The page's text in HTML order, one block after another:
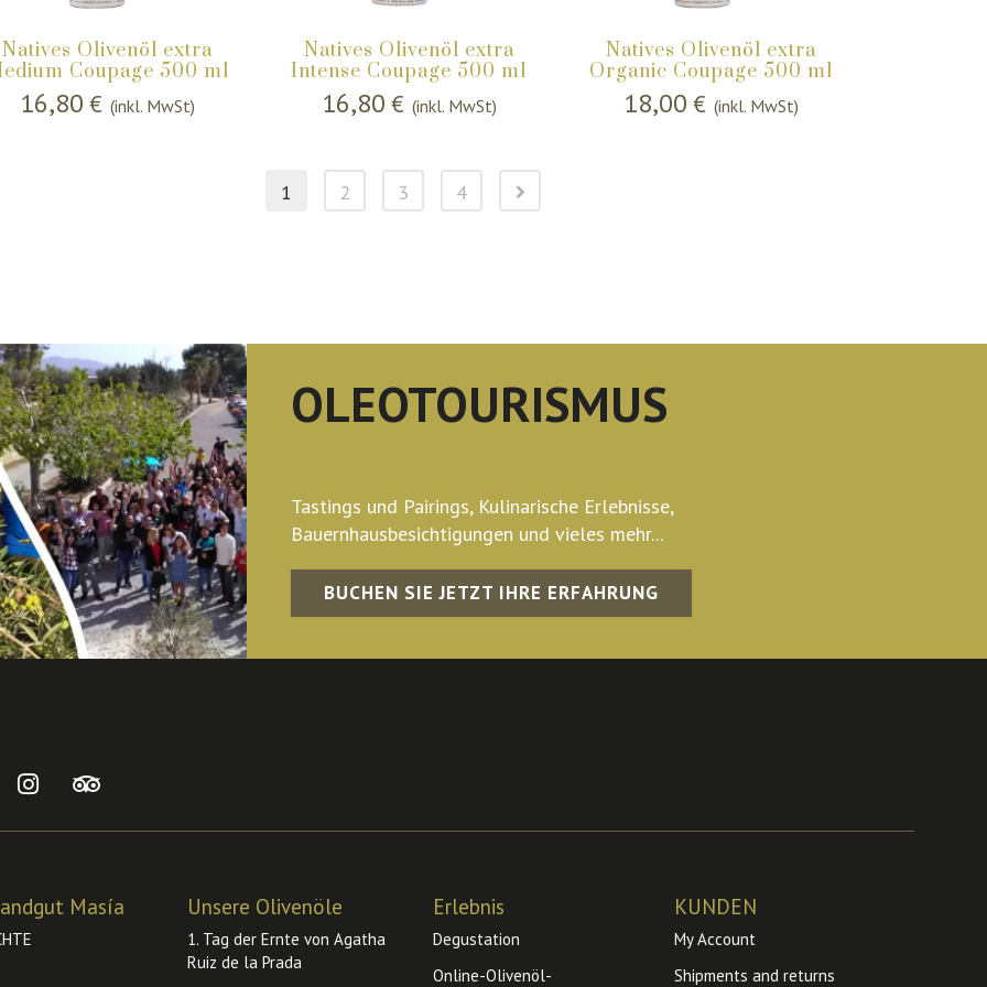
Natives Olivenöl extra
Coupage 500 ml
16,80 € (inkl. MwSt)
Natives Olivenöl extra
Intense Coupage 500 ml
16,80 € (inkl. MwSt)
Natives Olivenöl extra
Organic Coupage 500 ml
18,00 € (inkl. MwSt)
1 2 3 4
OLEOTOURISMUS
Tastings und Pairings, Kulinarische Erlebnisse,
Bauernhausbesichtigungen und vieles mehr...
BUCHEN SIE JETZT IHRE ERFAHRUNG
Masía Unsere Olivenöle
1. Tag der Ernte von Agatha
Ruiz de la Prada
Erlebnis
Degustation
Online-Olivenöl-
KUNDEN
My Account
Shipments and returns